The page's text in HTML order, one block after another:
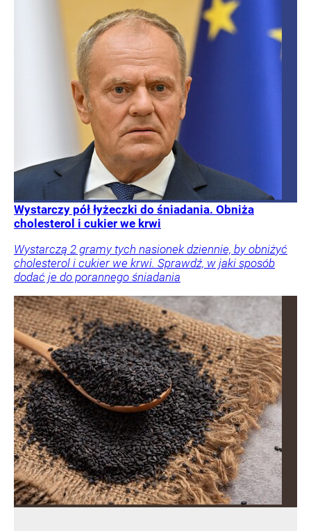
Wystarczy pół łyżeczki do śniadania. Obniża
cholesterol i cukier we krwi
Wystarczą 2 gramy tych nasionek dziennie, by obniżyć
cholesterol i cukier we krwi. Sprawdź, w jaki sposób
dodać je do porannego śniadania